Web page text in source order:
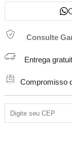
Consulte
Entrega
Compromisso